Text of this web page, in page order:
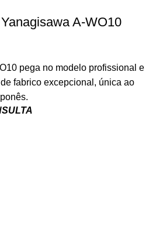
A-WO10
pega no modelo profissional e
fabrico excepcional, única ao